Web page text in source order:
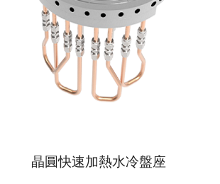
晶圓快速加熱水冷盤座